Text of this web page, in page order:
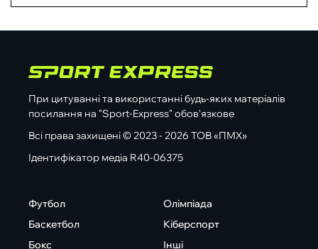
При цитуванні та використанні будь-яких матеріалів
посилання на "Sport-Express" обов'язкове
Всі права захищені © 2023 - 2026 ТОВ «ПМХ»
Ідентифікатор медіа R40-06375
Футбол
Баскетбол
Бокс
Олімпіада
Кіберспорт
Інші